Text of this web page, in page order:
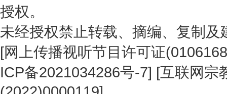
授权。
未经授权禁止转载、摘编、复制
[网上传播视听节目许可证
ICP备2021034286号-7] [互联网宗